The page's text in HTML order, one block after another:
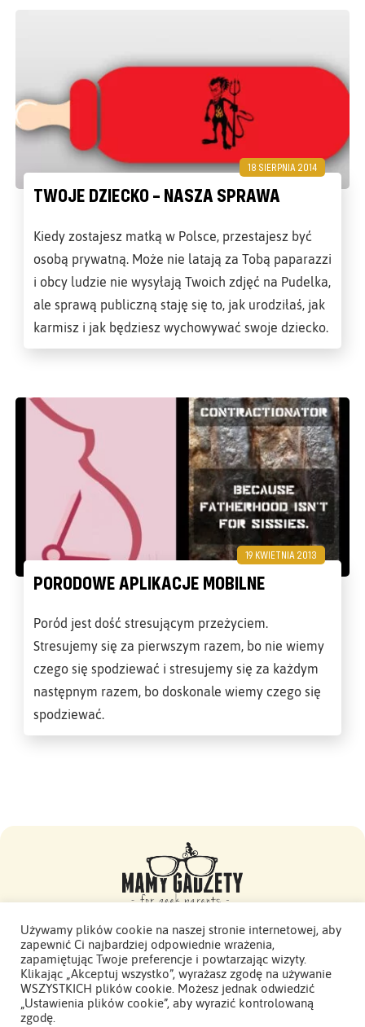
18 SIERPNIA 2014
TWOJE DZIECKO – NASZA SPRAWA
Kiedy zostajesz matką w Polsce, przestajesz być
osobą prywatną. Może nie latają za Tobą paparazzi
i obcy ludzie nie wysyłają Twoich zdjęć na Pudelka,
ale sprawą publiczną staję się to, jak urodziłaś, jak
karmisz i jak będziesz wychowywać swoje dziecko.
19 KWIETNIA 2013
PORODOWE APLIKACJE MOBILNE
Poród jest dość stresującym przeżyciem.
Stresujemy się za pierwszym razem, bo nie wiemy
czego się spodziewać i stresujemy się za każdym
następnym razem, bo doskonale wiemy czego się
spodziewać.
Mamy Gadżety -
2015 - 2026. Wszelkie prawa zastrzeżone.
Polityka Prywatności
Używamy plików cookie na naszej stronie internetowej, aby
zapewnić Ci najbardziej odpowiednie wrażenia,
zapamiętując Twoje preferencje i powtarzając wizyty.
Klikając „Akceptuj wszystko”, wyrażasz zgodę na używanie
WSZYSTKICH plików cookie. Możesz jednak odwiedzić
„Ustawienia plików cookie”, aby wyrazić kontrolowaną
zgodę.